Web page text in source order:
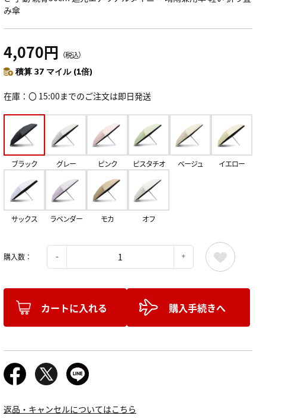
み傘
4,070円 （税込）
積算 37 マイル (1倍)
在庫 〇 15:00までのご注文は即日発送
ブラック グレー ピンク ピスタチオ ベージュ イエロー
サックス ラベンダー モカ オフ
購入数：
カートに入れる 購入手続きへ
返品・キャンセルについてはこちら